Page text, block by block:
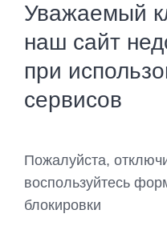
Уважаемый
наш сайт
при
сервисов
Пожалуйста,
воспользуйтесь
блокировки